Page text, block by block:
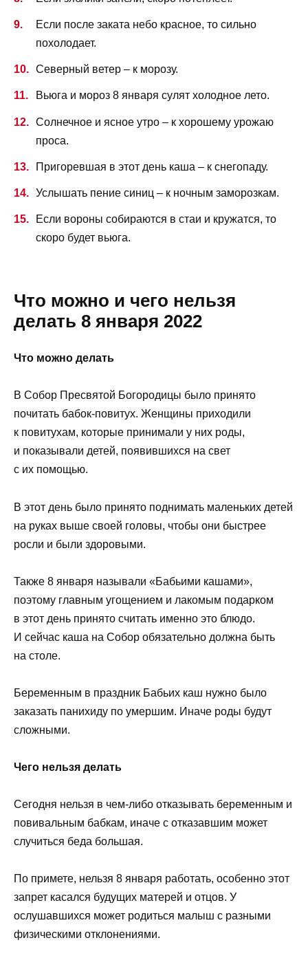
Если после заката небо красное, то сильно
похолодает.
Северный ветер – к морозу.
Вьюга и мороз 8 января сулят холодное лето.
Солнечное и ясное утро – к хорошему урожаю
проса.
Пригоревшая в этот день каша – к снегопаду.
Услышать пение синиц – к ночным заморозкам.
Если вороны собираются в стаи и кружатся, то
скоро будет вьюга.
Что можно и чего нельзя
делать 8 января 2022
Что можно делать
В Собор Пресвятой Богородицы было принято
почитать бабок-повитух. Женщины приходили
к повитухам, которые принимали у них роды,
и показывали детей, появившихся на свет
с их помощью.
В этот день было принято поднимать маленьких детей
на руках выше своей головы, чтобы они быстрее
росли и были здоровыми.
Также 8 января называли «Бабьими кашами»,
поэтому главным угощением и лакомым подарком
в этот день принято считать именно это блюдо.
И сейчас каша на Собор обязательно должна быть
на столе.
Беременным в праздник Бабьих каш нужно было
заказать панихиду по умершим. Иначе роды будут
сложными.
Чего нельзя делать
Сегодня нельзя в чем-либо отказывать беременным и
повивальным бабкам, иначе с отказавшим может
случиться беда большая.
По примете, нельзя 8 января работать, особенно этот
запрет касался будущих матерей и отцов. У
ослушавшихся может родиться малыш с разными
физическими отклонениями.